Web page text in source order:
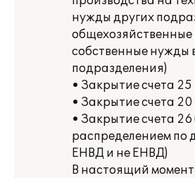
нужды других
общехозяйственные
собственные нужды
подразделения)
• Закрытие счета 25
• Закрытие счета 20
• Закрытие счета 26
распределением по
ЕНВД и не ЕНВД)
В настоящий момент